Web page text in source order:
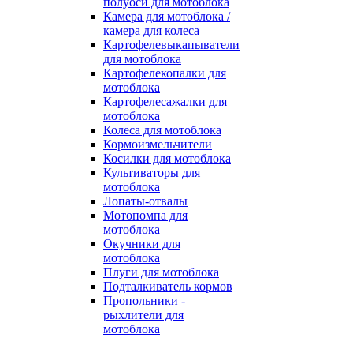
Камера для мотоблока /
камера для колеса
Картофелевыкапыватели
для мотоблока
Картофелекопалки для
мотоблока
Картофелесажалки для
мотоблока
Колеса для мотоблока
Кормоизмельчители
Косилки для мотоблока
Культиваторы для
мотоблока
Лопаты-отвалы
Мотопомпа для
мотоблока
Окучники для
мотоблока
Плуги для мотоблока
Подталкиватель кормов
Пропольники -
рыхлители для
мотоблока